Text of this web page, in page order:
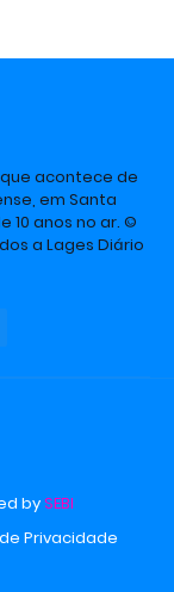
acontece de
em Santa
10 anos no ar. ©
a Lages Diário
bySEBI
Privacidade